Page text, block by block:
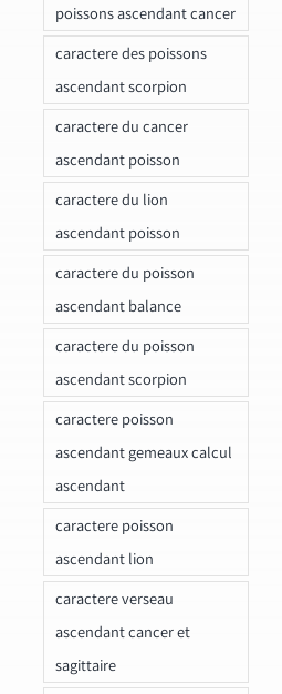
poissons ascendant cancer
caractere des poissons
ascendant scorpion
caractere du cancer
ascendant poisson
caractere du lion
ascendant poisson
caractere du poisson
ascendant balance
caractere du poisson
ascendant scorpion
caractere poisson
ascendant gemeaux calcul
ascendant
caractere poisson
ascendant lion
caractere verseau
ascendant cancer et
sagittaire